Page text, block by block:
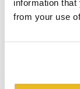
information that
from your use